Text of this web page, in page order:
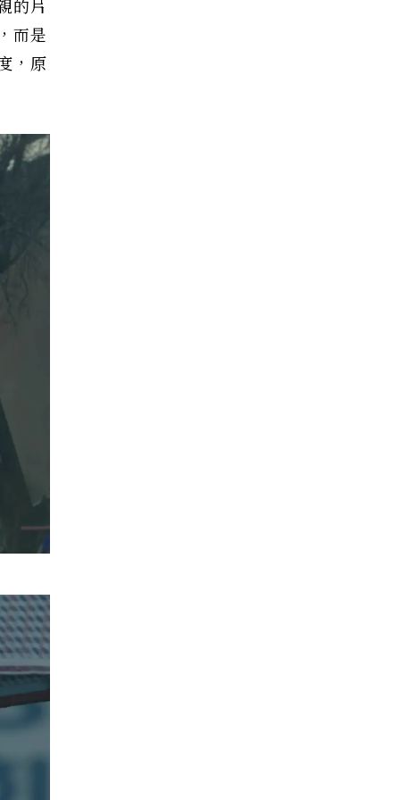
的片
而是
，原